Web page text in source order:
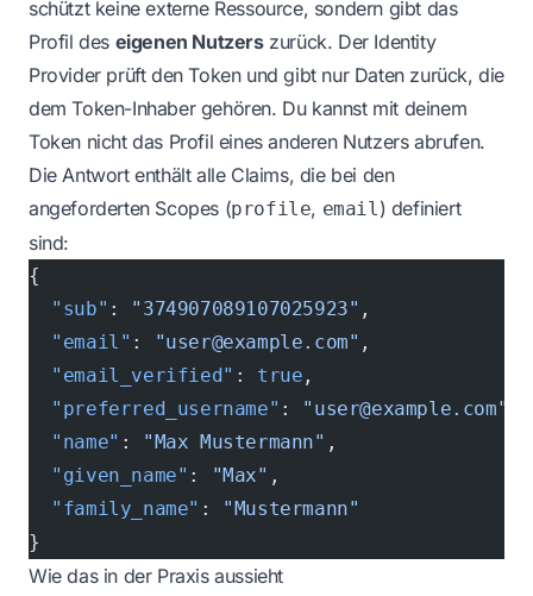
schützt keine externe Ressource, sondern gibt das
Profil des eigenen Nutzerszurück. Der Identity
Provider prüft den Token und gibt nur Daten zurück, die
dem Token-Inhaber gehören. Du kannst mit deinem
Token nicht das Profil eines anderen Nutzers abrufen.
Die Antwort enthält alle Claims, die bei den
angeforderten Scopes (profile, email) definiert
sind:
{
  "sub"
: "374907089107025923" ,
  "email"
: "user@example.com" ,
  "email_verified"
: true ,
  "preferred_username"
: "user@example.com"
  "name"
: "Max Mustermann" ,
  "given_name"
: "Max" ,
  "family_name"
: "Mustermann"
}
Wie das in der Praxis aussieht